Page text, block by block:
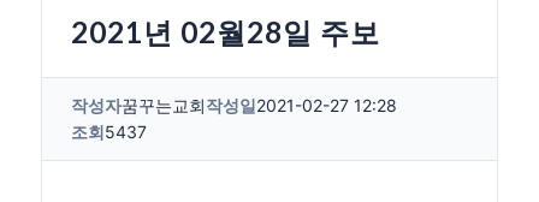
2021년 02월28일 주보
작성자꿈꾸는교회작성일2021-02-27 12:28
조회5437